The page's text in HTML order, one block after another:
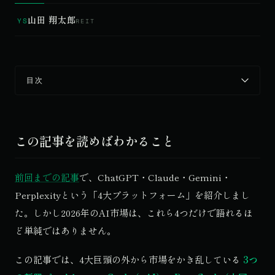
YS山田 翔太郎REIT
目次
この記事を読めばわかること
前回までの記事で、ChatGPT・Claude・Gemini・
Perplexityという「4大プラットフォーム」を紹介しまし
た。しかし2026年のAI市場は、これら4つだけで語れるほ
ど単純ではありません。
この記事では、4大巨頭の外から市場をかき乱している 3つ